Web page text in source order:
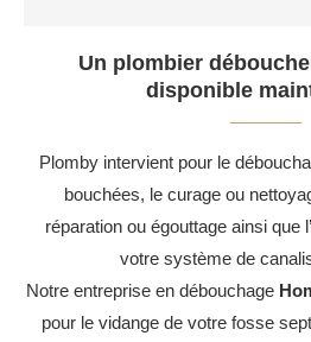
Un plombier
disponible
Plomby intervient pour le
bouchées, le curage ou
réparation ou égouttage ainsi que
votre système de
Notre entreprise en débouchage
pour le vidange de votre fosse